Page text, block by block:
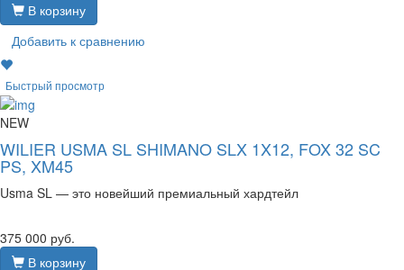
В корзину
Добавить к сравнению
Быстрый просмотр
NEW
WILIER USMA SL SHIMANO SLX 1X12, FOX 32 SC
PS, XM45
Usma SL — это новейший премиальный хардтейл
375 000 руб.
В корзину